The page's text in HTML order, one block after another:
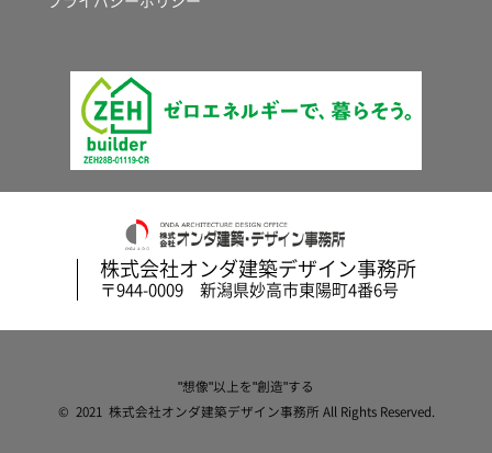
株式会社オンダ建築デザイン事務所
〒944-0009 新潟県妙高市東陽町4番6号
"想像"以上を"創造"する
© 2021 株式会社オンダ建築デザイン事務所 All Rights Reserved.